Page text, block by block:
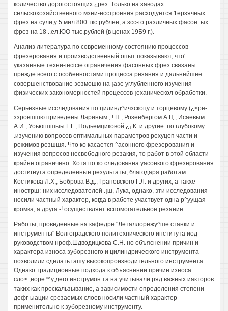
количество дорогостоящих ¿рез. Только на заводах
сельскохозяйственного мзеи-нсстроения расходуется 1ерзячных
фрез на сули,у 5 мил.800 ткс.рублен, а зсс-го различных фасон..ых
фрез на 18 ..ел.ЮО тыс.рублей {в ценах 19Б9 г.).
Анализ литература по современному состоянию процессов
фрезерования и производственный опыт показывают, что'
указанные техни-iecicie ограничения фасонных фрез связаны
прежде всего с особенностями процесса резания и дальнейшее
совершенствование зозмошю на ¡азе углубленного изучения
физических закономерностей процессов ¡еханическол обработки.
Серьезные исследования по цилинд^ичзскоцу и торцевому (¿<ре-
ззровшшю приведены Лариным ;.!.Н., Розенбергом А.Ц., Исаевым
А.И., Уоьюгшшыы Г.Г., Подьемциковой ¿¡.К. и другие: по глубокому
.изучению вопросов оптимальных параметров рехуцеп части и
режимов резшшя. Что ко касается ^асонного фрезерования и
изучения вопросов несвободного резакия, то работ в этой области
крайне ограничено. Хотя по ко следованна уасонкого фрезерования
достигнута определенные результаты, благодаря работам
Костикова Л.Х,, Боброва В.д., Грановского Г.Л. и других, а такхе
инострш:-них исследователей .¡ш, Лука, однако, эти исследования
носили частный характер, когда в работе участвует одна р^уущая
кромка, а друга.-! осуществляет вспомогательное резание.
Работы, проведенные на кафедре "Леталлорежу^ше станки и
инструменты" Волгоградского политехнического института иод
руководством нроф.Шдводицкова С.Н. но объяснении причин и
характера износа зуборезного и цилиндрического инструмента
позволили сделать гашу высокопроизводительного инструмента.
Однако традиционные подхода к объяснении причин износа
сло>.;норе™у;дего инструмон та на учитывали ряд важных иакторов
таких как проскальзывание, а зависимости определения степени
дефг-ыации срезаемых слоев носили частный характер
применительно к зуборезному инструменту.